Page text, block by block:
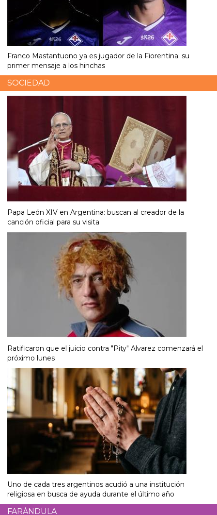
Franco Mastantuono ya es jugador de la Fiorentina: su
primer mensaje a los hinchas
SOCIEDAD
Papa León XIV en Argentina: buscan al creador de la
canción oficial para su visita
Ratificaron que el juicio contra "Pity" Alvarez comenzará el
próximo lunes
Uno de cada tres argentinos acudió a una institución
religiosa en busca de ayuda durante el último año
FARÁNDULA